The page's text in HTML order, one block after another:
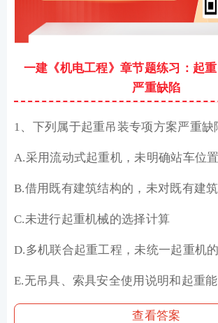
一建《机电工程》章节题练习：起
严重缺陷
1、下列属于起重吊装专项方案严重缺
A.采用流动式起重机，未明确站车位
B.借用既有建筑结构的，未对既有建
C.未进行起重机械的选择计算
D.多机联合起重工程，未统一起重机
E.无吊具、索具安全使用说明和起重
查看答案